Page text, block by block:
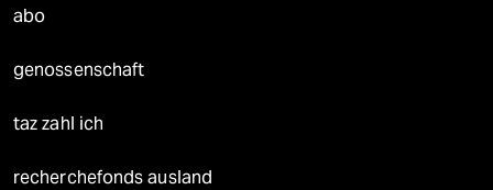
abo
genossenschaft
taz zahl ich
recherchefonds ausland